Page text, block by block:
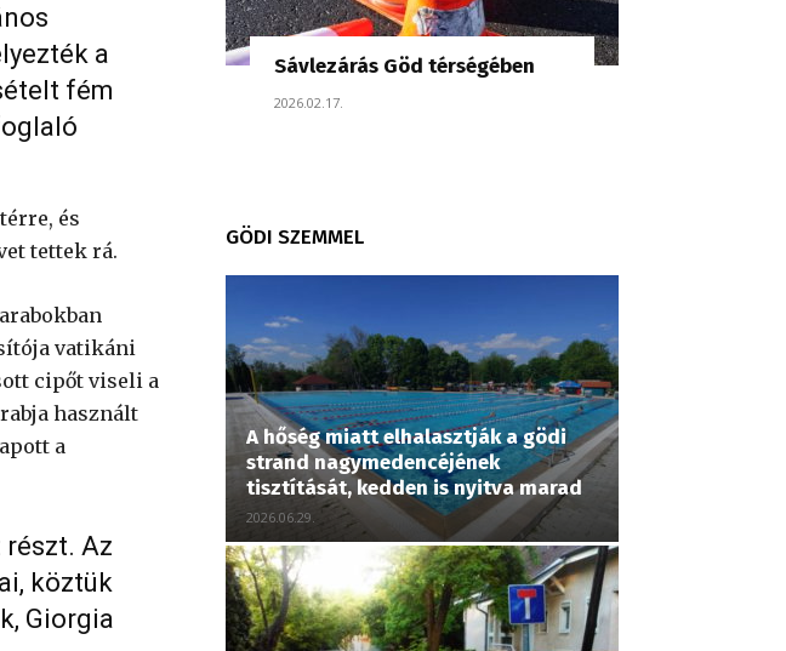
a
fém
és
tettek rá.
vatikáni
cipőt viseli a
használt
a
részt. Az
köztük
Giorgia
Sávlezárás Göd térségében
2026.02.17.
GÖDI SZEMMEL
A hőség miatt elhalasztják a gödi
strand nagymedencéjének
tisztítását, kedden is nyitva marad
2026.06.29.